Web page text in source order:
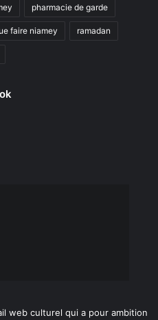
pharmacie de garde
faire niamey ramadan
web culturel qui a pour ambition